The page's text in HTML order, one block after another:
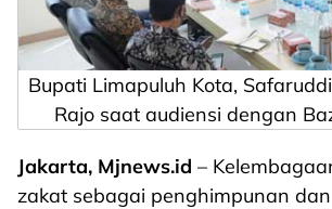
Bupati Limapuluh Kota,
Rajo saat audiensi dengan
Jakarta, Mjnews.id –
zakat sebagai penghimpunan dan